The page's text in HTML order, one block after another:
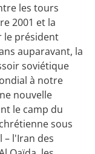
les tours
2001 et la
le président
auparavant, la
soviétique
à notre
nouvelle
le camp du
sous
– l'Iran des